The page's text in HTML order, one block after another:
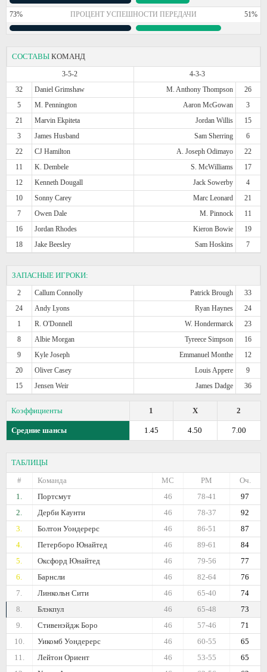
73% ПРОЦЕНТ УСПЕШНОСТИ ПЕРЕДАЧИ 51%
СОСТАВЫ КОМАНД
3-5-2
4-3-3
32
Daniel Grimshaw M. Anthony Thompson
26
5
M. Pennington Aaron McGowan
3
21
Marvin Ekpiteta Jordan Willis
15
3
James Husband Sam Sherring
6
22
CJ Hamilton A. Joseph Odimayo
22
11
K. Dembele S. McWilliams
17
12
Kenneth Dougall Jack Sowerby
4
10
Sonny Carey Marc Leonard
21
7
Owen Dale M. Pinnock
11
16
Jordan Rhodes Kieron Bowie
19
18
Jake Beesley Sam Hoskins 7
ЗАПАСНЫЕ ИГРОКИ:
2 Callum Connolly Patrick Brough
33
24
Andy Lyons Ryan Haynes
24
1
R. O'Donnell W. Hondermarck
23
8
Albie Morgan Tyreece Simpson
16
9
Kyle Joseph Emmanuel Monthe
12
20
Oliver Casey Louis Appere
9
15
Jensen Weir James Dadge 36
Коэффициенты 2
X
1
Средние шансы 7.00
4.50
1.45
ТАБЛИЦЫ
#
Команда Оч.
РМ
МС
1.
Портсмут 97
78-41
46
2.
Дерби Каунти 92
78-37
46
3.
Болтон Уондерерс 87
86-51
46
4.
Петерборо Юнайтед 84
89-61
46
5.
Оксфорд Юнайтед 77
79-56
46
6.
Барнсли 76
82-64
46
7.
Линкольн Сити 74
65-40
46
8.
Блэкпул 73
65-48
46
9.
Стивенэйдж Боро 71
57-46
46
10.
Уикомб Уондерерс 65
60-55
46
11.
Лейтон Ориент 65
53-55
46